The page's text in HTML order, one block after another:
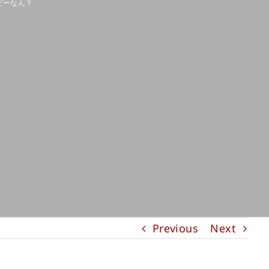
なん？
Previous Next